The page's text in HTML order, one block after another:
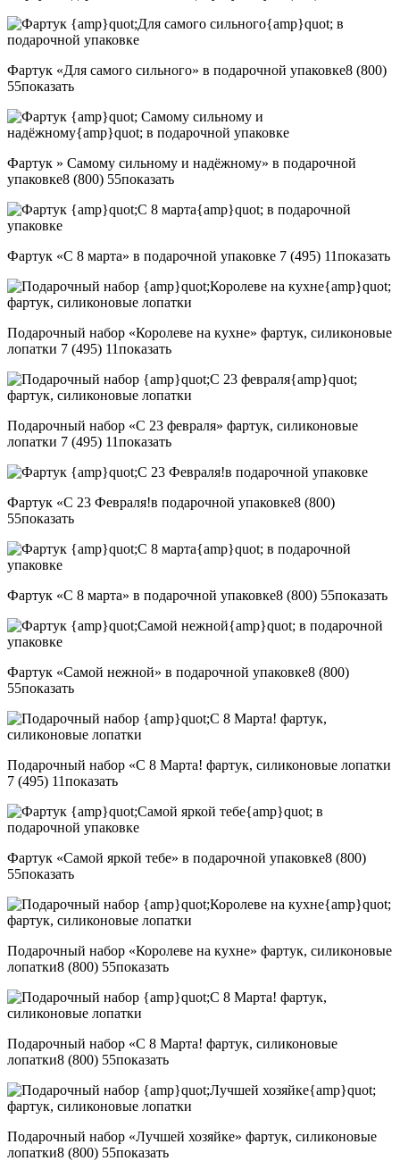
Фартук «Для самого сильного» в подарочной упаковке8 (800)
55показать
Фартук » Самому сильному и надёжному» в подарочной
упаковке8 (800) 55показать
Фартук «С 8 марта» в подарочной упаковке 7 (495) 11показать
Подарочный набор «Королеве на кухне» фартук, силиконовые
лопатки 7 (495) 11показать
Подарочный набор «С 23 февраля» фартук, силиконовые
лопатки 7 (495) 11показать
Фартук «С 23 Февраля!в подарочной упаковке8 (800)
55показать
Фартук «С 8 марта» в подарочной упаковке8 (800) 55показать
Фартук «Самой нежной» в подарочной упаковке8 (800)
55показать
Подарочный набор «С 8 Марта! фартук, силиконовые лопатки
7 (495) 11показать
Фартук «Самой яркой тебе» в подарочной упаковке8 (800)
55показать
Подарочный набор «Королеве на кухне» фартук, силиконовые
лопатки8 (800) 55показать
Подарочный набор «С 8 Марта! фартук, силиконовые
лопатки8 (800) 55показать
Подарочный набор «Лучшей хозяйке» фартук, силиконовые
лопатки8 (800) 55показать